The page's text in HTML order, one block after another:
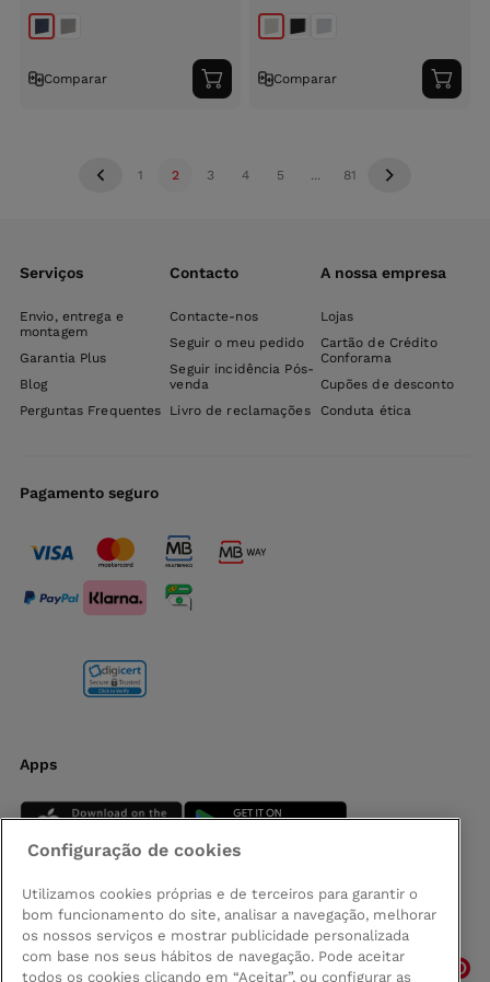
Comparar
Adicionar
ao
Comparar
ao
1 2 3 4 5 ... 81
Serviços
Envio, entrega e
montagem
Garantia Plus
Blog
Perguntas Frequentes
Contacto
Contacte-nos
Seguir o meu pedido
Seguir incidência Pós-
venda
Livro de reclamações
A nossa empresa
Lojas
Cartão de Crédito
Conforama
Cupões de desconto
Conduta ética
Pagamento seguro
Apps
Siga-nos
Configuração de cookies
Utilizamos cookies próprias e de terceiros para garantir o
bom funcionamento do site, analisar a navegação, melhorar
os nossos serviços e mostrar publicidade personalizada
com base nos seus hábitos de navegação. Pode aceitar
todos os cookies clicando em “Aceitar”, ou configurar as